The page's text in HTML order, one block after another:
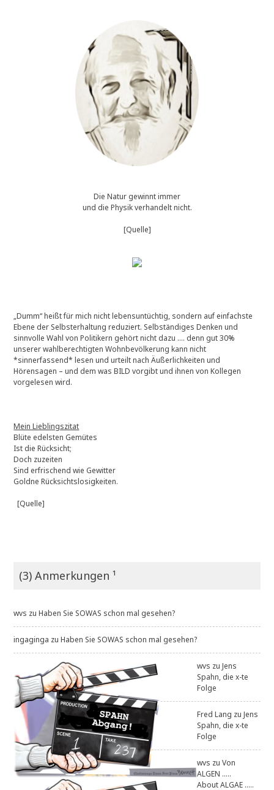
Die Natur gewinnt immer
und die Physik verhandelt nicht.
[Quelle]
„Dumm“ heißt für mich nicht lebensuntüchtig, sondern auf einfachste
Ebene der Selbsterhaltung reduziert. Selbständiges Denken und
sinnvolle Wahl von Politikern gehört nicht dazu …. denn gut 30%
unserer wahlberechtigten Wohnbevölkerung kann nicht
*sinnerfassend* lesen und urteilt nach Äußerlichkeiten und
Hörensagen – und dem was BILD vorgibt und ihnen von Kollegen
vorgelesen wird.
Mein Lieblingszitat
Blüte edelsten Gemütes
Ist die Rücksicht;
Doch zuzeiten
Sind erfrischend wie Gewitter
Goldne Rücksichtslosigkeiten.
[Quelle]
(3) Anmerkungen ¹
wvs zuHaben Sie SOWAS schon mal gesehen?
ingaginga zuHaben Sie SOWAS schon mal gesehen?
wvs zuJens
Spahn, die x-te
Folge
Fred Lang zuJens
Spahn, die x-te
Folge
wvs zuVon
ALGEN .....
About ALGAE .....